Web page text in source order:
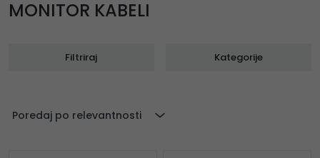
MONITOR KABELI
Filtriraj Kategorije
Poredaj po relevantnosti